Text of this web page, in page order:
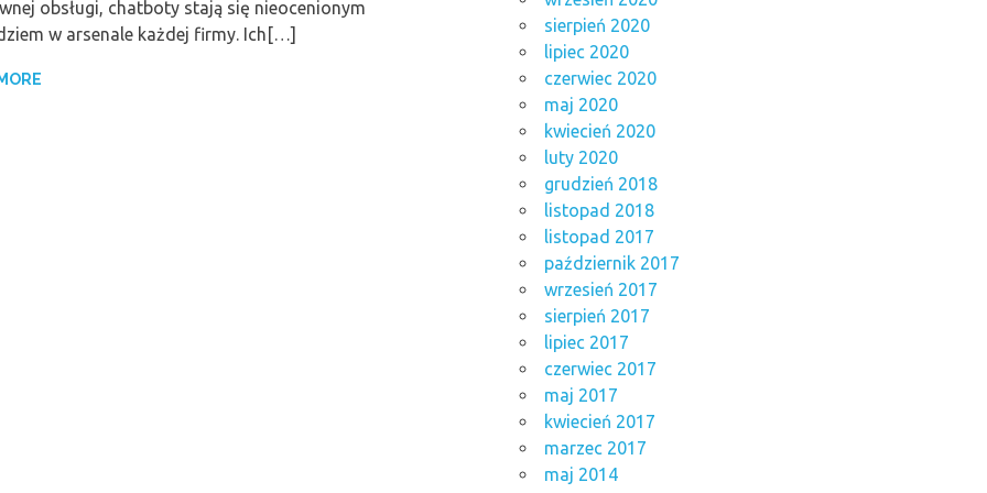
obsługi, chatboty stają się nieocenionym
w arsenale każdej firmy. Ich[…]
sierpień 2020
lipiec 2020
czerwiec 2020
maj 2020
kwiecień 2020
luty 2020
grudzień 2018
listopad 2018
listopad 2017
październik 2017
wrzesień 2017
sierpień 2017
lipiec 2017
czerwiec 2017
maj 2017
kwiecień 2017
marzec 2017
maj 2014